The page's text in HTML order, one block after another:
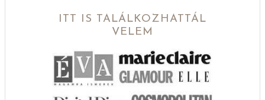
ITT IS TALÁLKOZHATTÁL
VELEM